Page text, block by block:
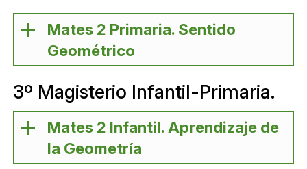
Mates 2 Primaria. Sentido
Geométrico
3º Magisterio Infantil-Primaria.
Mates 2 Infantil. Aprendizaje de
la Geometría